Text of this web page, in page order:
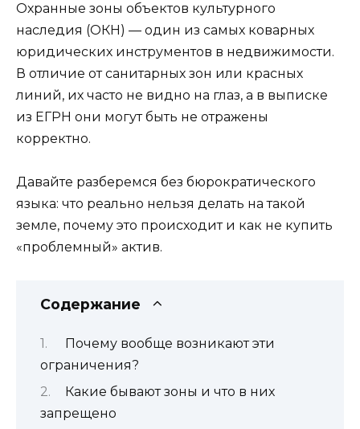
Охранные зоны объектов культурного
наследия (ОКН) — один из самых коварных
юридических инструментов в недвижимости.
В отличие от санитарных зон или красных
линий, их часто не видно на глаз, а в выписке
из ЕГРН они могут быть не отражены
корректно.
Давайте разберемся без бюрократического
языка: что реально нельзя делать на такой
земле, почему это происходит и как не купить
«проблемный» актив.
Содержание
Почему вообще возникают эти
ограничения?
Какие бывают зоны и что в них
запрещено